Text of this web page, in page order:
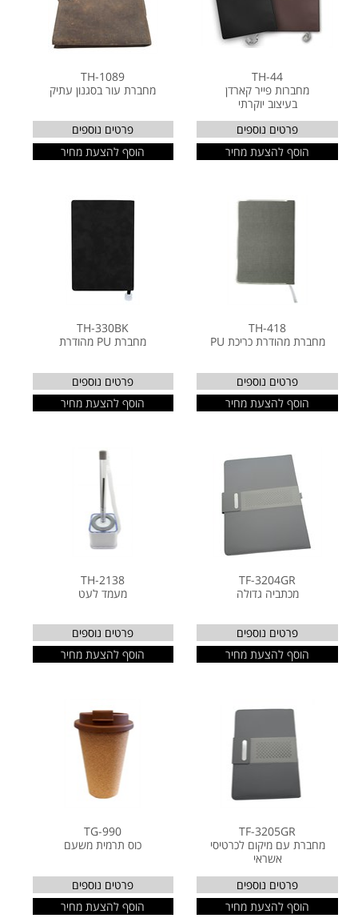
TH-44
מחברות פייר קארדן
בעיצוב יוקרתי
פרטים נוספים
הוסף להצעת מחיר
TH-1089
מחברת עור בסגנון עתיק
פרטים נוספים
הוסף להצעת מחיר
TH-418
מחברת מהודרת כריכת PU
פרטים נוספים
הוסף להצעת מחיר
TH-330BK
מחברת PU מהודרת
פרטים נוספים
הוסף להצעת מחיר
TF-3204GR
מכתביה גדולה
פרטים נוספים
הוסף להצעת מחיר
TH-2138
מעמד לעט
פרטים נוספים
הוסף להצעת מחיר
TF-3205GR
מחברת עם מיקום לכרטיסי
אשראי
פרטים נוספים
הוסף להצעת מחיר
TG-990
כוס תרמית משעם
פרטים נוספים
הוסף להצעת מחיר